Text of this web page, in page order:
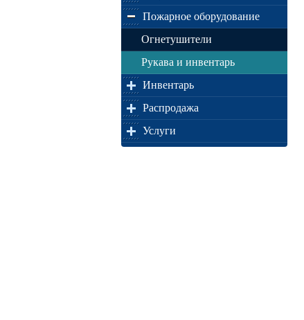
Пожарное оборудование
Огнетушители
Рукава и инвентарь
Инвентарь
Распродажа
Услуги